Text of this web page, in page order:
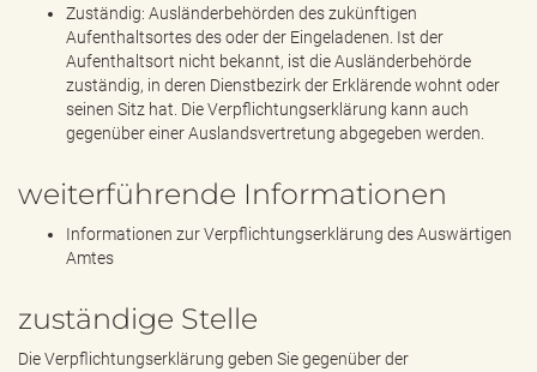
Zuständig: Ausländerbehörden des zukünftigen
Aufenthaltsortes des oder der Eingeladenen. Ist der
Aufenthaltsort nicht bekannt, ist die Ausländerbehörde
zuständig, in deren Dienstbezirk der Erklärende wohnt oder
seinen Sitz hat. Die Verpflichtungserklärung kann auch
gegenüber einer Auslandsvertretung abgegeben werden.
weiterführende Informationen
Informationen zur Verpflichtungserklärung des Auswärtigen
Amtes
zuständige Stelle
Die Verpflichtungserklärung geben Sie gegenüber der